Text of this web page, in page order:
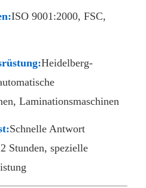
ISO 9001:2000, FSC,
Heidelberg-
Laminationsmaschinen
Schnelle Antwort
Stunden, spezielle